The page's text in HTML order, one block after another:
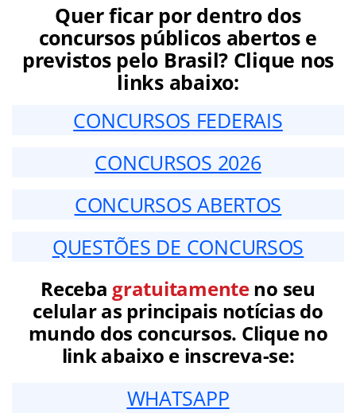
Quer ficar por dentro dos
concursos públicos abertos e
previstos pelo Brasil? Clique nos
links abaixo:
CONCURSOS FEDERAIS
CONCURSOS 2026
CONCURSOS ABERTOS
QUESTÕES DE CONCURSOS
Receba gratuitamenteno seu
celular as principais notícias do
mundo dos concursos. Clique no
link abaixo e inscreva-se:
WHATSAPP